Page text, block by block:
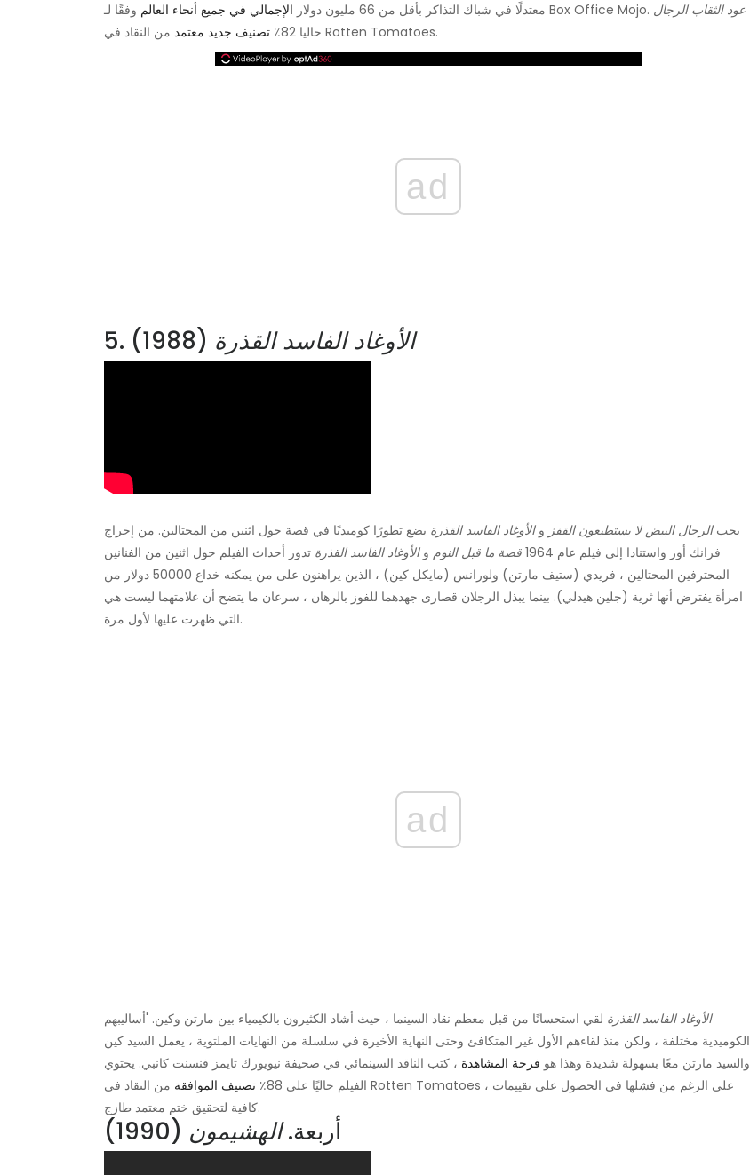
معتدلًا في شباك التذاكر بأقل من 66 مليون دولار
الإجمالي في جميع أنحاء العالم وفقًا لـ Box Office Mojo. عود الثقاب الرجال
حاليا 82٪
تصنيف جديد معتمد من النقاد في Rotten Tomatoes.
ad
5. الأوغاد الفاسد القذرة (1988)
يحبالرجال البيض لا يستطيعون القفز والأوغاد الفاسد القذرة يضع تطورًا كوميديًا في قصة حول اثنين من المحتالين. من إخراج
فرانك أوز واستنادا إلى فيلم عام 1964
قصة ما قبل النوم والأوغاد الفاسد القذرة تدور أحداث الفيلم حول اثنين من الفنانين
المحترفين المحتالين ، فريدي (ستيف مارتن) ولورانس (مايكل كين) ، الذين يراهنون على من يمكنه خداع 50000 دولار من
امرأة يفترض أنها ثرية (جلين هيدلي). بينما يبذل الرجلان قصارى جهدهما للفوز بالرهان ، سرعان ما يتضح أن علامتهما ليست هي
التي ظهرت عليها لأول مرة.
ad
الأوغاد الفاسد القذرة لقي استحسانًا من قبل معظم نقاد السينما ، حيث أشاد الكثيرون بالكيمياء بين مارتن وكين. 'أساليبهم
الكوميدية مختلفة ، ولكن منذ لقاءهم الأول غير المتكافئ وحتى النهاية الأخيرة في سلسلة من النهايات الملتوية ، يعمل السيد كين
والسيد مارتن معًا بسهولة شديدة وهذا هو فرحة المشاهدة ، كتب الناقد السينمائي في صحيفة نيويورك تايمز فنسنت كانبي. يحتوي
الفيلم حاليًا على 88٪
تصنيف الموافقة من النقاد في Rotten Tomatoes ، على الرغم من فشلها في الحصول على تقييمات
كافية لتحقيق ختم معتمد طازج.
أربعة.الهشيمون (1990)